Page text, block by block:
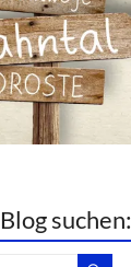
suchen: